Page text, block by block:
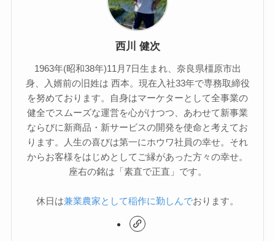
西川 健次
1963年(昭和38年)11月7日生まれ、奈良県橿原市出
身、入婿前の旧姓は 西本。現在入社33年で専務取締役
を努めております。自身はマーケターとして全事業の
健全でスムーズな運営を心がけつつ、あわせて新事業
ならびに新商品・新サービスの開発を使命と考えてお
ります。人生の喜びは第一にホウワ社員の幸せ。それ
からお客様をはじめとしてご縁があった方々の幸せ。
座右の銘は「素直で正直」です。
休日は兼業農家として稲作に勤しんでおります。